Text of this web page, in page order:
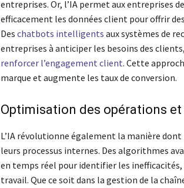
entreprises. Or, l’IA permet aux entreprises
efficacement les données client pour offrir
Des chatbots intelligents aux systèmes de
entreprises à anticiper les besoins des
renforcer l’engagement client. Cette
marque et augmente les taux de conversion.
Optimisation des opérations et
L’IA révolutionne également la manière
leurs processus internes. Des algorithmes
en temps réel pour identifier les
travail. Que ce soit dans la gestion de la